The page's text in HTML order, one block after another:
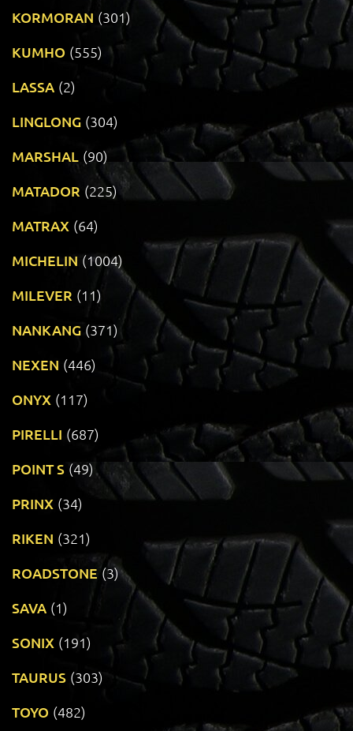
KORMORAN (301)
KUMHO (555)
LASSA (2)
LINGLONG (304)
MARSHAL (90)
MATADOR (225)
MATRAX (64)
MICHELIN (1004)
MILEVER (11)
NANKANG (371)
NEXEN (446)
ONYX (117)
PIRELLI (687)
POINT S (49)
PRINX (34)
RIKEN (321)
ROADSTONE (3)
SAVA (1)
SONIX (191)
TAURUS (303)
TOYO (482)